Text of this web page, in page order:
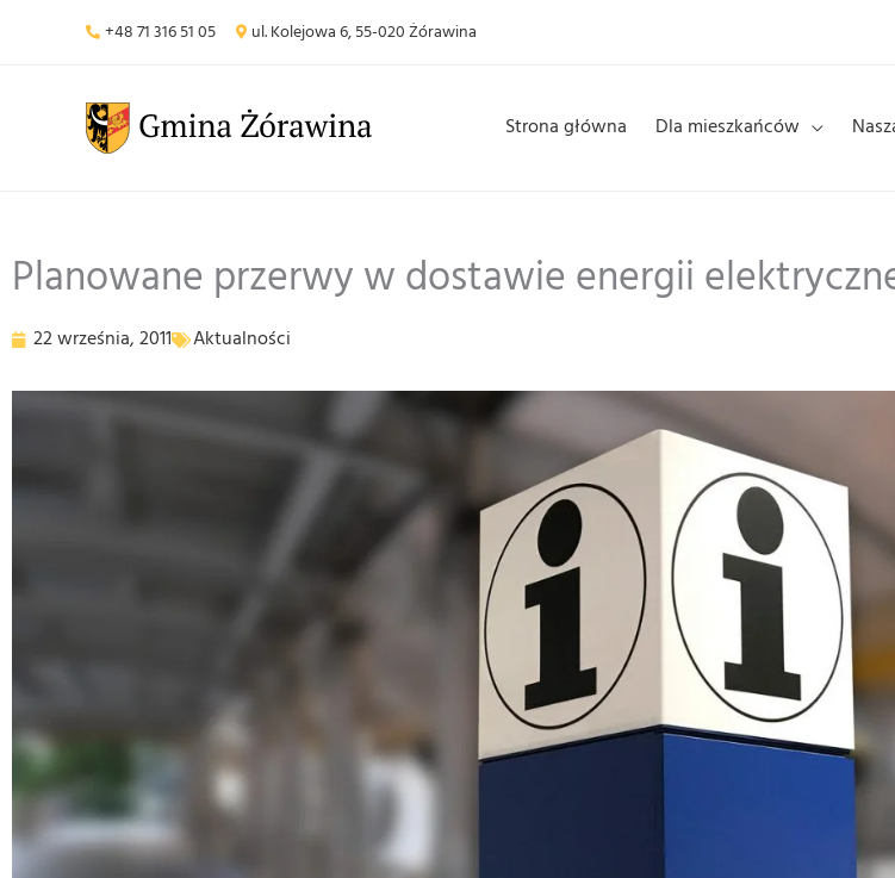
+48 71 316 51 05 ul. Kolejowa 6, 55-020 Żórawina
Strona główna Dla mieszkańców
Planowane przerwy w dostawie energii
22 września, 2011 Aktualności